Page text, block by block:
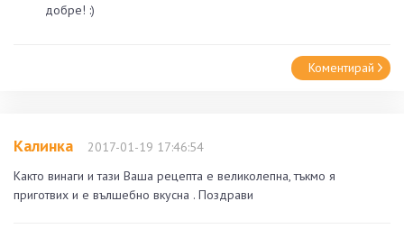
добре! :)
Коментирай
Калинка
2017-01-19 17:46:54
Както винаги и тази Ваша рецепта е великолепна, тъкмо я
приготвих и е вълшебно вкусна . Поздрави